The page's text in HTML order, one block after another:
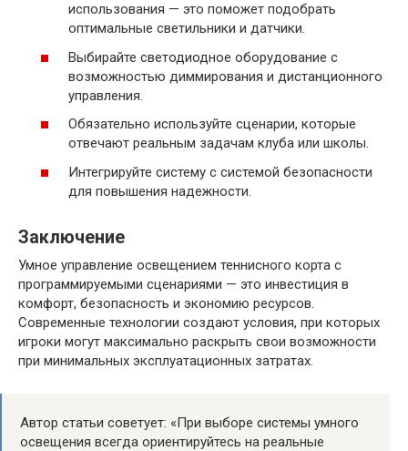
использования — это поможет подобрать
оптимальные светильники и датчики.
Выбирайте светодиодное оборудование с
возможностью диммирования и дистанционного
управления.
Обязательно используйте сценарии, которые
отвечают реальным задачам клуба или школы.
Интегрируйте систему с системой безопасности
для повышения надежности.
Заключение
Умное управление освещением теннисного корта с
программируемыми сценариями — это инвестиция в
комфорт, безопасность и экономию ресурсов.
Современные технологии создают условия, при которых
игроки могут максимально раскрыть свои возможности
при минимальных эксплуатационных затратах.
Автор статьи советует: «При выборе системы умного
освещения всегда ориентируйтесь на реальные